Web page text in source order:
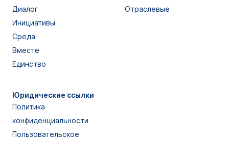
Диалог
Инициативы
Среда
Вместе
Единство
Отраслевые
Юридические ссылки
Политика
конфиденциальности
Пользовательское